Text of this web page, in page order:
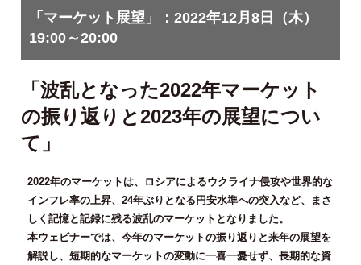
「マーケット展望」：2022年12月8日（木）
19:00～20:00
「波乱となった2022年マーケット
の振り返りと2023年の展望につい
て」
2022年のマーケットは、ロシアによるウクライナ侵攻や世界的な
インフレ率の上昇、24年ぶりとなる円安水準への突入など、まさ
しく記憶と記録に残る波乱のマーケットとなりました。
本ウェビナーでは、今年のマーケットの振り返りと来年の展望を
解説し、短期的なマーケットの変動に一喜一憂せず、長期的な資